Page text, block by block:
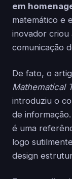
em
matemático e
inovador criou
comunicação
De fato, o
Mathematical
introduziu o
de
é uma
logo
design